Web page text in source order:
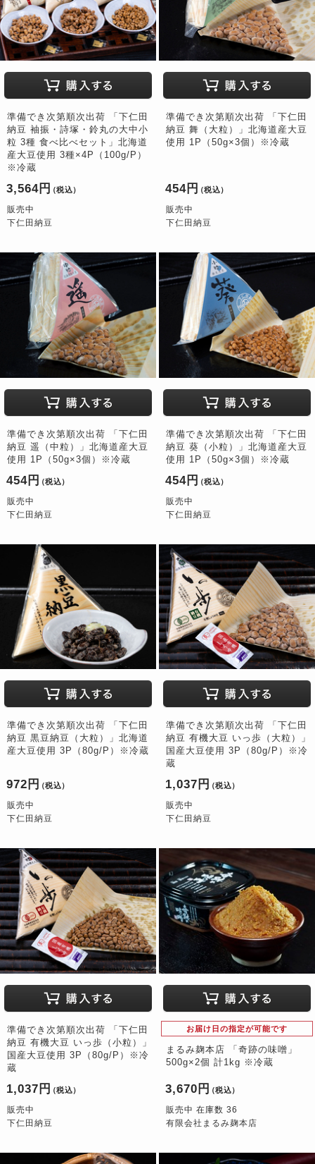
準備でき次第順次出荷 「下仁田
納豆 袖振・詩塚・鈴丸の大中小
粒 3種 食べ比べセット」北海道
産大豆使用 3種×4P（100g/P）
※冷蔵
3,564円 （税込）
販売中
下仁田納豆
準備でき次第順次出荷 「下仁田
納豆 舞（大粒）」北海道産大豆
使用 1P（50g×3個）※冷蔵
454円 （税込）
販売中
下仁田納豆
準備でき次第順次出荷 「下仁田
納豆 遥（中粒）」北海道産大豆
使用 1P（50g×3個）※冷蔵
454円 （税込）
販売中
下仁田納豆
準備でき次第順次出荷 「下仁田
納豆 葵（小粒）」北海道産大豆
使用 1P（50g×3個）※冷蔵
454円 （税込）
販売中
下仁田納豆
準備でき次第順次出荷 「下仁田
納豆 黒豆納豆（大粒）」北海道
産大豆使用 3P（80g/P）※冷蔵
972円 （税込）
販売中
下仁田納豆
準備でき次第順次出荷 「下仁田
納豆 有機大豆 いっ歩（大粒）」
国産大豆使用 3P（80g/P）※冷
蔵
1,037円 （税込）
販売中
下仁田納豆
準備でき次第順次出荷 「下仁田
納豆 有機大豆 いっ歩（小粒）」
国産大豆使用 3P（80g/P）※冷
蔵
1,037円 （税込）
販売中
下仁田納豆
お届け日の指定が可能です
まるみ麹本店 「奇跡の味噌」
500g×2個 計1kg ※冷蔵
3,670円 （税込）
販売中 在庫数 36
有限会社まるみ麹本店